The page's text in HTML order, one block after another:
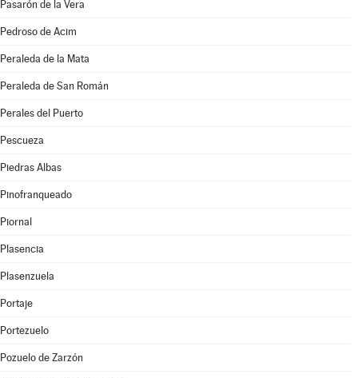
Pasarón de la Vera
Pedroso de Acim
Peraleda de la Mata
Peraleda de San Román
Perales del Puerto
Pescueza
Piedras Albas
Pinofranqueado
Piornal
Plasencia
Plasenzuela
Portaje
Portezuelo
Pozuelo de Zarzón